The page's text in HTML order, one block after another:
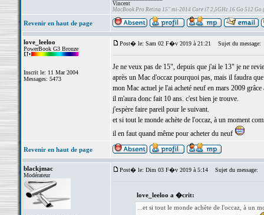
Vincent
MacBook Pro Retina 15" mi-2014 Core i7 2,5GHz 16 Go 512 Go
Revenir en haut de page
love_leeloo
PowerBook G3 Bronze
Inscrit le: 11 Mar 2004
Messages: 5473
Post� le: Sam 02 F�v 2019 à 21:21 Sujet du message:
Je ne veux pas de 15", depuis que j'ai le 13" je ne
après un Mac d'occaz pourquoi pas, mais il faudra
mon Mac actuel je l'ai acheté neuf en mars 2009 grâce
il m'aura donc fait 10 ans. c'est bien je trouve.
j'espère faire pareil pour le suivant.
et si tout le monde achète de l'occaz, à un moment
il en faut quand même pour acheter du neuf
Revenir en haut de page
blackjmac
Modérateur
Post� le: Dim 03 F�v 2019 à 5:14 Sujet du message:
love_leeloo a �crit:
...et si tout le monde achète de l'occaz, à un